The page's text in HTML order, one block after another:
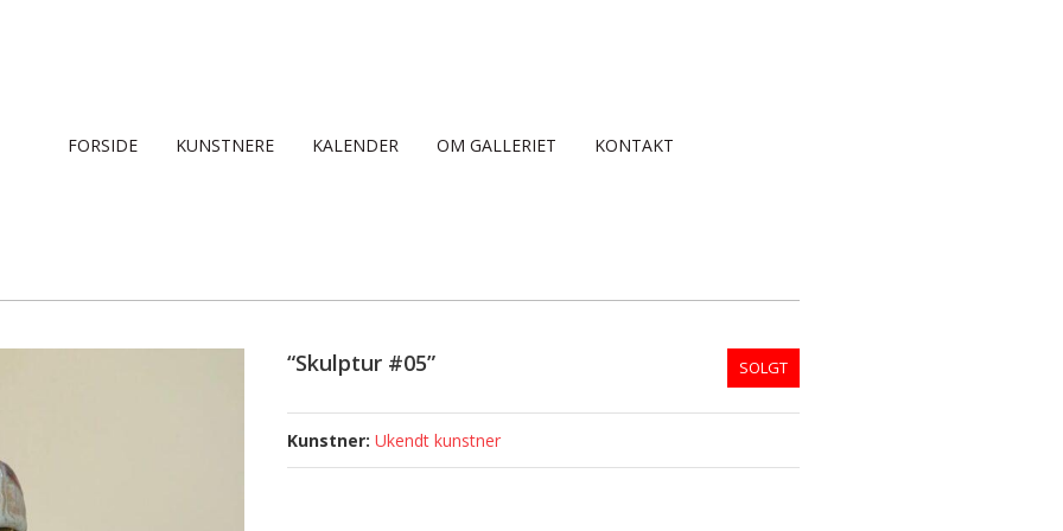
FORSIDE KUNSTNERE KALENDER OM GALLERIET KONTAKT
SOLGT
“Skulptur #05”
Ukendt kunstner